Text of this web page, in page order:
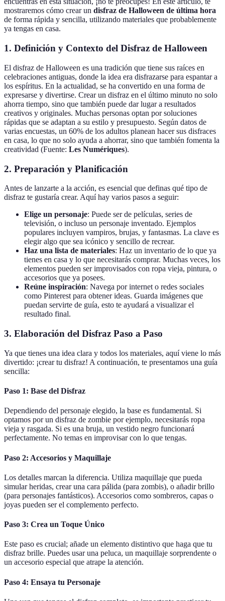
mostraremos cómo crear un disfraz de Halloween de última hora
de forma rápida y sencilla, utilizando materiales que probablemente
ya tengas en casa.
1. Definición y Contexto del Disfraz de Halloween
El disfraz de Halloween es una tradición que tiene sus raíces en
celebraciones antiguas, donde la idea era disfrazarse para espantar a
los espíritus. En la actualidad, se ha convertido en una forma de
expresarse y divertirse. Crear un disfraz en el último minuto no solo
ahorra tiempo, sino que también puede dar lugar a resultados
creativos y originales. Muchas personas optan por soluciones
rápidas que se adaptan a su estilo y presupuesto. Según datos de
varias encuestas, un 60% de los adultos planean hacer sus disfraces
en casa, lo que no solo ayuda a ahorrar, sino que también fomenta la
creatividad (Fuente: Les Numériques).
2. Preparación y Planificación
Antes de lanzarte a la acción, es esencial que definas qué tipo de
disfraz te gustaría crear. Aquí hay varios pasos a seguir:
Elige un personaje: Puede ser de películas, series de
televisión, o incluso un personaje inventado. Ejemplos
populares incluyen vampiros, brujas, y fantasmas. La clave es
elegir algo que sea icónico y sencillo de recrear.
Haz una lista de materiales: Haz un inventario de lo que ya
tienes en casa y lo que necesitarás comprar. Muchas veces, los
elementos pueden ser improvisados con ropa vieja, pintura, o
accesorios que ya posees.
Reúne inspiración: Navega por internet o redes sociales
como Pinterest para obtener ideas. Guarda imágenes que
puedan servirte de guía, esto te ayudará a visualizar el
resultado final.
3. Elaboración del Disfraz Paso a Paso
Ya que tienes una idea clara y todos los materiales, aquí viene lo más
divertido: ¡crear tu disfraz! A continuación, te presentamos una guía
sencilla:
Paso 1: Base del Disfraz
Dependiendo del personaje elegido, la base es fundamental. Si
optamos por un disfraz de zombie por ejemplo, necesitarás ropa
vieja y rasgada. Si es una bruja, un vestido negro funcionará
perfectamente. No temas en improvisar con lo que tengas.
Paso 2: Accesorios y Maquillaje
Los detalles marcan la diferencia. Utiliza maquillaje que pueda
simular heridas, crear una cara pálida (para zombis), o añadir brillo
(para personajes fantásticos). Accesorios como sombreros, capas o
joyas pueden ser el complemento perfecto.
Paso 3: Crea un Toque Único
Este paso es crucial; añade un elemento distintivo que haga que tu
disfraz brille. Puedes usar una peluca, un maquillaje sorprendente o
un accesorio especial que atrape la atención.
Paso 4: Ensaya tu Personaje